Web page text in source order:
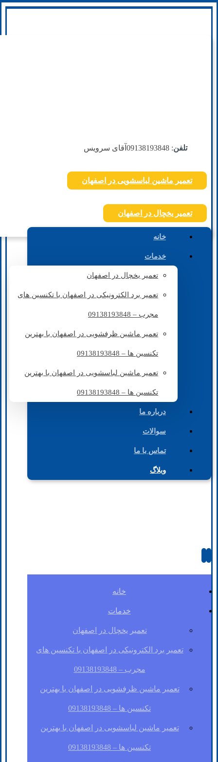
تلفن: 09138193848 آقای سرویس
تعمیر ماشین لباسشویی در اصفهان
تعمیر یخچال در اصفهان
خانه
خدمات
تعمیر یخچال در اصفهان
تعمیر برد الکترونیکی در اصفهان با تکنسین های
مجرب – 09138193848
تعمیر ماشین ظرفشویی در اصفهان با بهترین
تکنسین ها – 09138193848
تعمیر ماشین لباسشویی در اصفهان با بهترین
تکنسین ها – 09138193848
درباره ما
سوالات
تماس با ما
وبلاگ
خانه
خدمات
تعمیر یخچال در اصفهان
تعمیر برد الکترونیکی در اصفهان با تکنسین های
مجرب – 09138193848
تعمیر ماشین ظرفشویی در اصفهان با بهترین
تکنسین ها – 09138193848
تعمیر ماشین لباسشویی در اصفهان با بهترین
تکنسین ها – 09138193848